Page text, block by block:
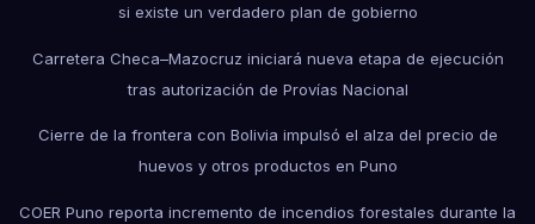
si existe un verdadero plan de gobierno
Carretera Checa–Mazocruz iniciará nueva etapa de ejecución
tras autorización de Provías Nacional
Cierre de la frontera con Bolivia impulsó el alza del precio de
huevos y otros productos en Puno
COER Puno reporta incremento de incendios forestales durante la